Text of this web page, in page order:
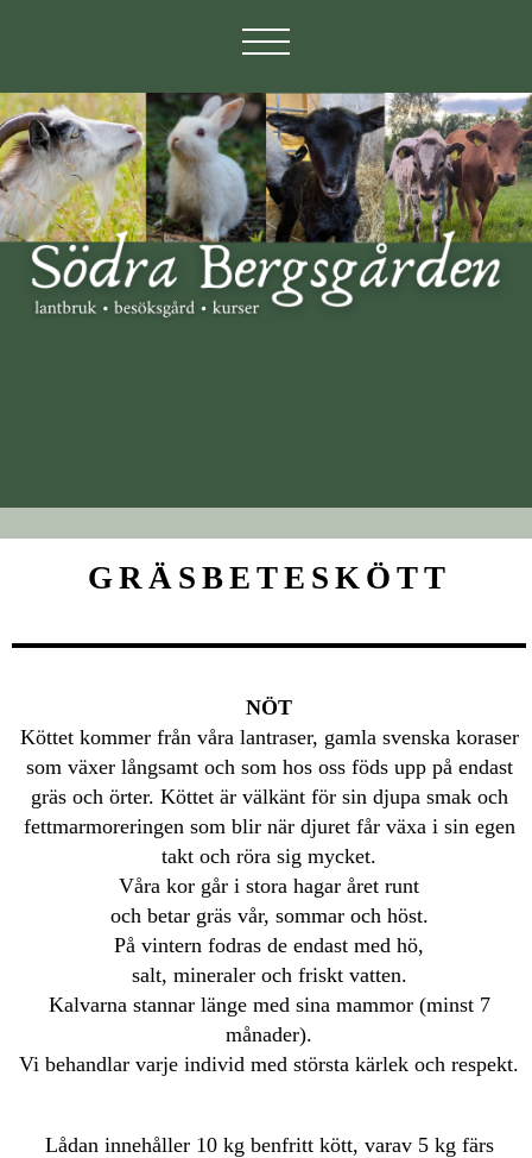
GRÄSBETESKÖTT
NÖT
Köttet kommer från våra lantraser, gamla svenska koraser
som växer långsamt och som hos oss föds upp på endast
gräs och örter. Köttet är välkänt för sin djupa smak och
fettmarmoreringen som blir när djuret får växa i sin egen
takt och röra sig mycket.
Våra kor går i stora hagar året runt
och betar gräs vår, sommar och höst.
På vintern fodras de endast med hö,
salt, mineraler och friskt vatten.
Kalvarna stannar länge med sina mammor (minst 7
månader).
Vi behandlar varje individ med största kärlek och respekt.
Lådan innehåller 10 kg benfritt kött, varav 5 kg färs